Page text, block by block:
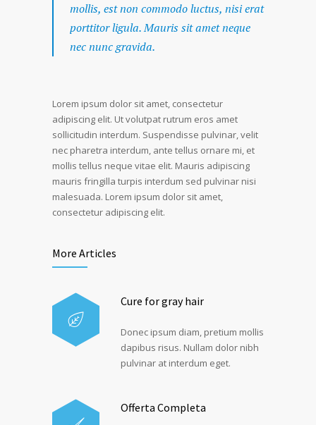
mollis, est non commodo luctus, nisi erat
porttitor ligula. Mauris sit amet neque
nec nunc gravida.
Lorem ipsum dolor sit amet, consectetur
adipiscing elit. Ut volutpat rutrum eros amet
sollicitudin interdum. Suspendisse pulvinar, velit
nec pharetra interdum, ante tellus ornare mi, et
mollis tellus neque vitae elit. Mauris adipiscing
mauris fringilla turpis interdum sed pulvinar nisi
malesuada. Lorem ipsum dolor sit amet,
consectetur adipiscing elit.
More Articles
Cure for gray hair
Donec ipsum diam, pretium mollis
dapibus risus. Nullam dolor nibh
pulvinar at interdum eget.
Offerta Completa